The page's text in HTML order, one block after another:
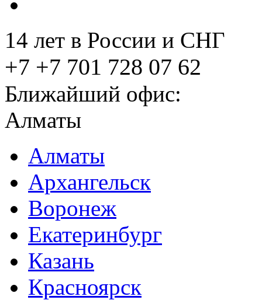
14 лет в России и СНГ
+7 +7 701 728 07 62
Ближайший офис:
Алматы
Алматы
Архангельск
Воронеж
Екатеринбург
Казань
Красноярск